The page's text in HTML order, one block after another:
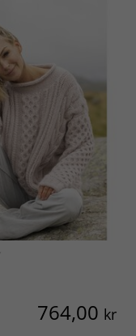
764,00 kr